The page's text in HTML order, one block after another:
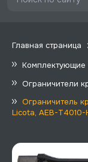
Главная страница
Комплектующие
Ограничители
Ограничитель
Licota, AEB-T4010-